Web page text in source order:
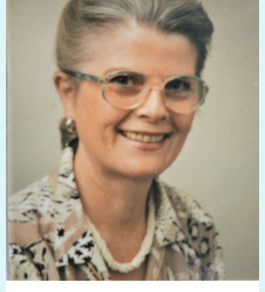
notre histoire familiale, j’ai créé le blog
www.lamaisondegratienne.fr. »